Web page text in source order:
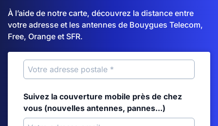
À l’aide de notre carte, découvrez la distance entre
votre adresse et les antennes de Bouygues Telecom,
Free, Orange et SFR.
Suivez la couverture mobile près de chez
vous (nouvelles antennes, pannes...)